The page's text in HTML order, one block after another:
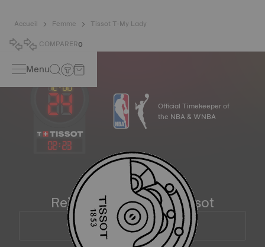
Accueil Femme
Tissot T-My Lady
COMPARER0
Menu
02:23
Official Timekeeper of
the NBA & WNBA
Rejoignez la famille Tissot
Adresse mail